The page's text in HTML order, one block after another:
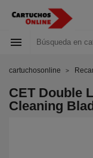

cartuchosonline
CET Double
Cleaning